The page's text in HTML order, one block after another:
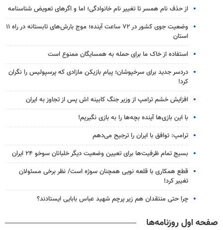
از حذف نام همسر تا تغییر نام خانوادگی؛ اما و اگرهای تعویض شناسنامه
وضعیت جوی کشور در ۷۲ ساعت آینده؛ موج بارش‌های تابستانه در راه ۱۱
استان
استفاده از خاک ما برای حمله به همسایگان ممنوع است
دردسر جدید برای سرخپوشان؛ پیام بازیکن مازادی که پرسپولیس را نگران
کرد!
افزایش خشم ترامپ از وزیر جنگ کابینه اش پس از تجاوز به ایران
با این بازی‌ها آینده بچه‌ها را به بازی نگیریم!
ترامپ: توافق با ایران را ترجیح می‌دهم
بسیج تمام ظرفیت‌ها برای تعیین وضعیت دیگر خلبانان سوخو ۲۴ ایران
قطع همکاری با قلعه نویی همچنان سوژه است/ نظر برخی مسئولان
تغییر کرد!
چرا حتی منتقدان هم زیر پرچم شهید عباس بابایی ایستادند؟
صفحه اول روزنامه‌ها